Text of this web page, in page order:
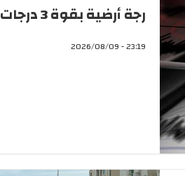
رجة أرضية بقوة 3 درجات تضرب المكناسي
23:19 - 2026/08/09